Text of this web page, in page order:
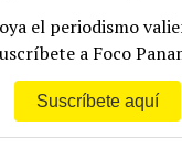
el periodismo
a Foco
Suscríbete aquí